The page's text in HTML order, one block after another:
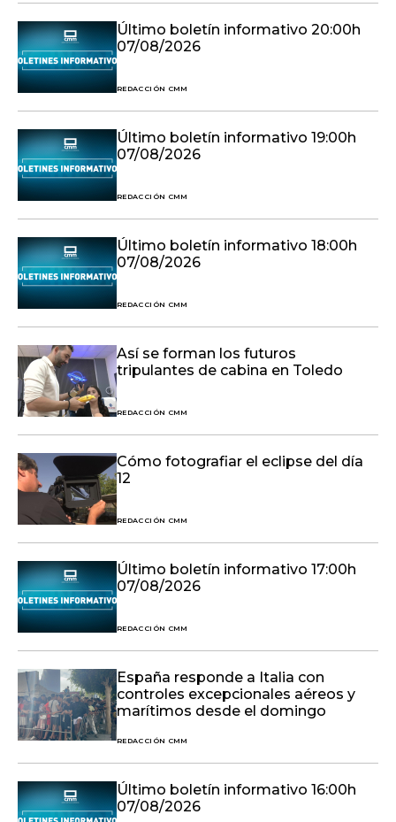
Último boletín informativo 20:00h
07/08/2026
REDACCIÓN CMM
Último boletín informativo 19:00h
07/08/2026
REDACCIÓN CMM
Último boletín informativo 18:00h
07/08/2026
REDACCIÓN CMM
Así se forman los futuros
tripulantes de cabina en Toledo
REDACCIÓN CMM
Cómo fotografiar el eclipse del día
12
REDACCIÓN CMM
Último boletín informativo 17:00h
07/08/2026
REDACCIÓN CMM
España responde a Italia con
controles excepcionales aéreos y
marítimos desde el domingo
REDACCIÓN CMM
Último boletín informativo 16:00h
07/08/2026